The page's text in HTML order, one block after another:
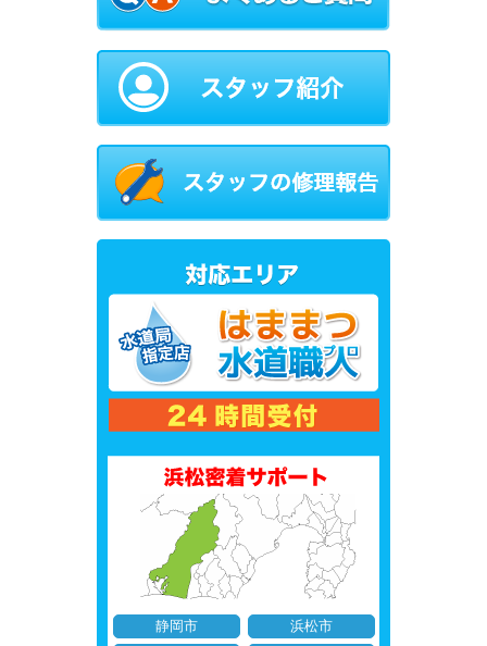
静岡市
浜松市